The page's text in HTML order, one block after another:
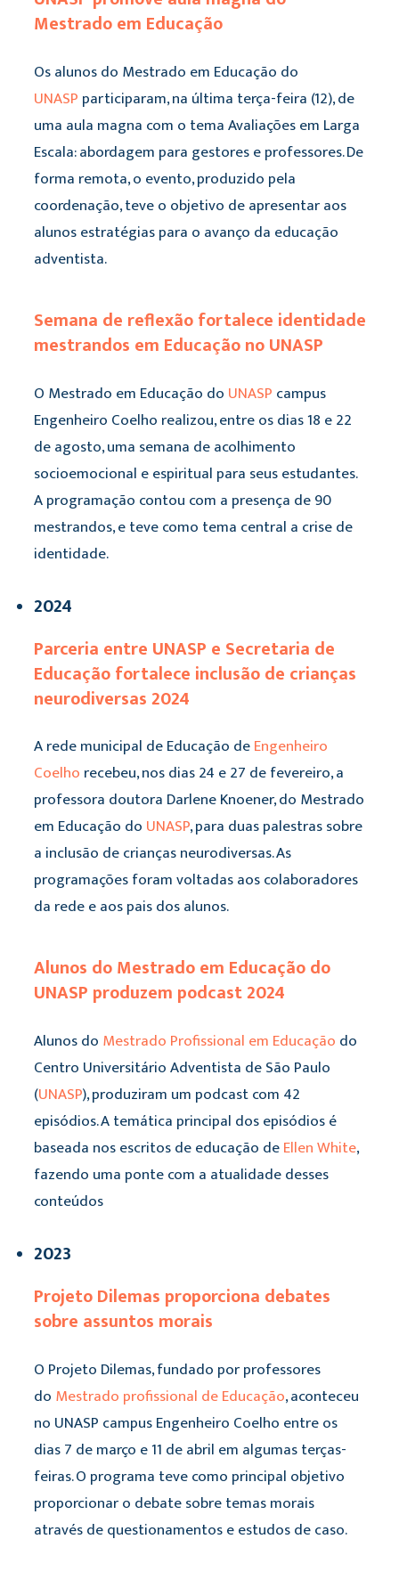
Mestrado em Educação
Os alunos do Mestrado em Educação do
UNASP participaram, na última terça-feira (12), de
uma aula magna com o tema Avaliações em Larga
Escala: abordagem para gestores e professores. De
forma remota, o evento, produzido pela
coordenação, teve o objetivo de apresentar aos
alunos estratégias para o avanço da educação
adventista.
Semana de reflexão fortalece identidade
mestrandos em Educação no UNASP
O Mestrado em Educação do UNASP campus
Engenheiro Coelho realizou, entre os dias 18 e 22
de agosto, uma semana de acolhimento
socioemocional e espiritual para seus estudantes.
A programação contou com a presença de 90
mestrandos, e teve como tema central a crise de
identidade.
2024
Parceria entre UNASP e Secretaria de
Educação fortalece inclusão de crianças
neurodiversas 2024
A rede municipal de Educação deEngenheiro
Coelho recebeu, nos dias 24 e 27 de fevereiro, a
professora doutora Darlene Knoener, do Mestrado
em Educação do UNASP, para duas palestras sobre
a inclusão de crianças neurodiversas. As
programações foram voltadas aos colaboradores
da rede e aos pais dos alunos.
Alunos do Mestrado em Educação do
UNASP produzem podcast 2024
Alunos do Mestrado Profissional em Educação do
Centro Universitário Adventista de São Paulo
(UNASP), produziram um podcast com 42
episódios. A temática principal dos episódios é
baseada nos escritos de educação deEllen White,
fazendo uma ponte com a atualidade desses
conteúdos
2023
Projeto Dilemas proporciona debates
sobre assuntos morais
O Projeto Dilemas, fundado por professores
do Mestrado profissional de Educação, aconteceu
no UNASP campus Engenheiro Coelho entre os
dias 7 de março e 11 de abril em algumas terças-
feiras. O programa teve como principal objetivo
proporcionar o debate sobre temas morais
através de questionamentos e estudos de caso.